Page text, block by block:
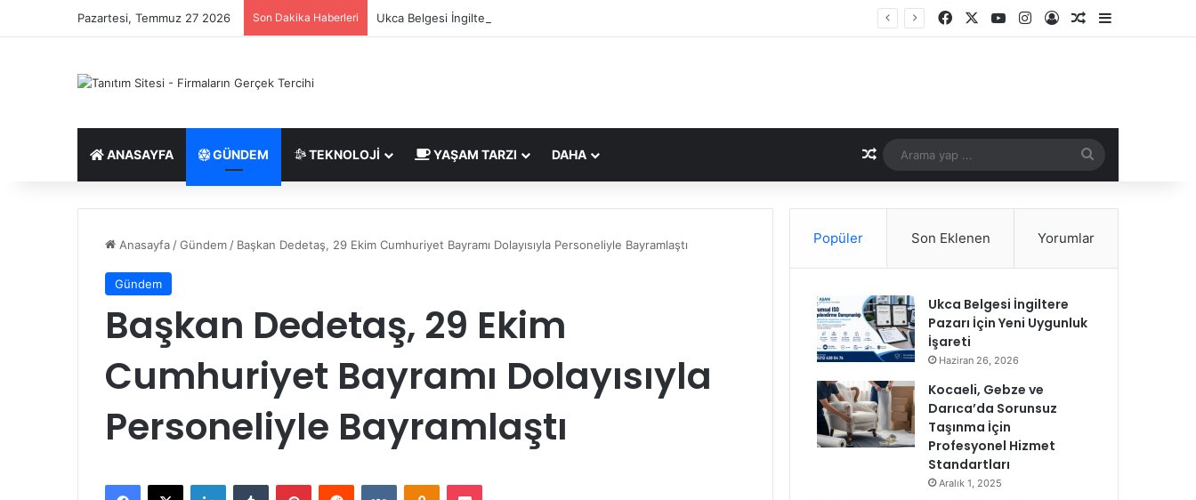
Pazartesi, Temmuz 27 2026 Son Dakika Haberleri Ukca Belgesi İngiltere Pazarı İçin Yeni Uygunluk İşareti Facebook YouTubeInstagramKayıt OlRastgele Makale
ANASAYFA GÜNDEM TEKNOLOJI YAŞAM TARZI DAHA Rastgele Makale
yap
Anasayfa /Gündem / Başkan Dedetaş, 29 Ekim Cumhuriyet Bayramı Dolayısıyla Personeliyle Bayramlaştı
Gündem
Başkan Dedetaş, 29 Ekim
Cumhuriyet Bayramı Dolayısıyla
Personeliyle Bayramlaştı
Popüler Son Eklenen Yorumlar
Ukca Belgesi İngiltere
Pazarı İçin Yeni Uygunluk
İşareti
Haziran 26, 2026
Kocaeli, Gebze ve
Darıca’da Sorunsuz
Taşınma İçin
Profesyonel Hizmet
Standartları
Aralık 1, 2025